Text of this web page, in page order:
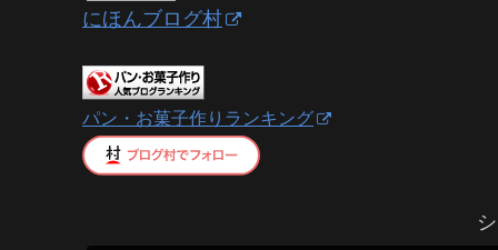
にほんブログ村
パン・お菓子作りランキング